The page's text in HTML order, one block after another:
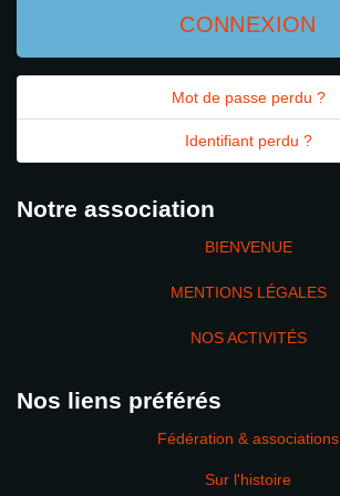
CONNEXION
Mot de passe perdu ?
Identifiant perdu ?
Notre association
BIENVENUE
MENTIONS LÉGALES
NOS ACTIVITÉS
Nos liens préférés
Fédération & associations
Sur l'histoire